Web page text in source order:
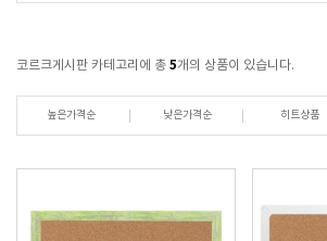
코르크게시판 카테고리에 총 5개의 상품이 있습니다.
높은가격순 낮은가격순 히트상품